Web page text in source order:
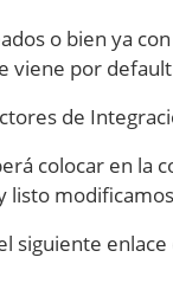
o bien ya
viene por
de
colocar en la
listo
siguiente enlace